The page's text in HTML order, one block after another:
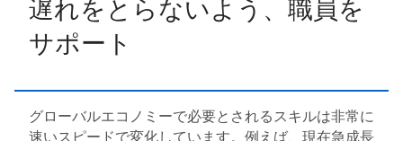
遅れをとらないよう、職員を
サポート
グローバルエコノミーで必要とされるスキルは非常に
速いスピードで変化しています。例えば、現在急成長